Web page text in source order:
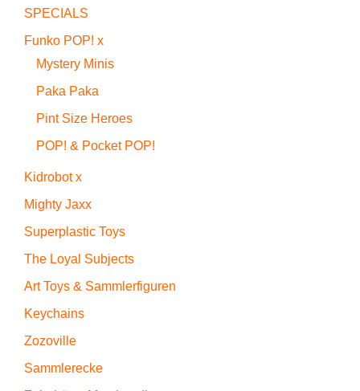
SPECIALS
Funko POP! x
Mystery Minis
Paka Paka
Pint Size Heroes
POP! & Pocket POP!
Kidrobot x
Mighty Jaxx
Superplastic Toys
The Loyal Subjects
Art Toys & Sammlerfiguren
Keychains
Zozoville
Sammlerecke